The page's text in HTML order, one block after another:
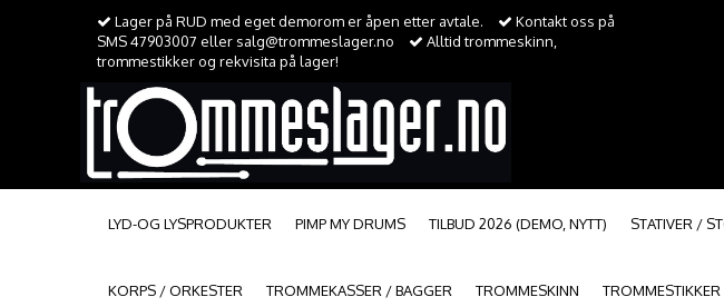
Lager på RUD med eget demorom er åpen etter avtale.
Kontakt oss på
SMS 47903007 eller salg@trommeslager.no
Alltid trommeskinn,
trommestikker og rekvisita på lager!
LYD-OG LYSPRODUKTER PIMP MY DRUMS TILBUD 2026 (DEMO, NYTT) STATIVER /
KORPS / ORKESTER TROMMEKASSER / BAGGER TROMMESKINN TROMMESTIKKER